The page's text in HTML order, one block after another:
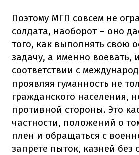
Поэтому МГП совсем не
солдата, наоборот – оно
того, как выполнять свою
задачу, а именно воевать,
соответствии с
проявляя гуманность не
гражданского населения,
противной стороны. Это
частности, положений о
плен и обращаться с
запрете пыток, казней без